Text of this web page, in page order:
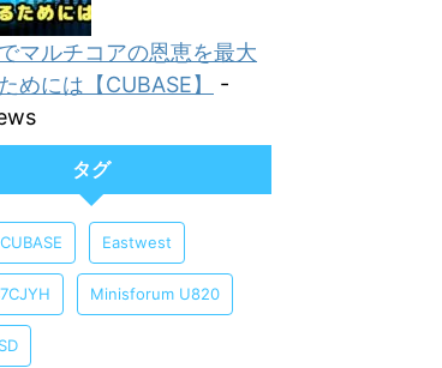
マルチコアの恩恵を最大
めには【CUBASE】
-
タグ
CUBASE Eastwest
Minisforum U820